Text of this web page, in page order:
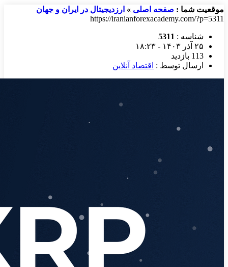
موقعیت شما : صفحه اصلی » ارزدیجیتال در ایران و جهان
https://iranianforexacademy.com/?p=5311
شناسه : 5311
۲۵ آذر ۱۴۰۳ - ۱۸:۲۳
113 بازدید
ارسال توسط : اقتصاد آنلاین